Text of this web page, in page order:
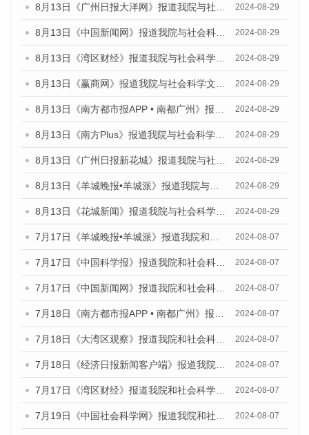
8月13日《广州日报大洋网》报道我院与社会科学文献出版社联合发布的《广州蓝皮书：广州国际商贸中心发展报告（2024）》媒体文章 2024-08-29
8月13日《中国新闻网》报道我院与社会科学文献出版社联合发布的《广州蓝皮书：广州国际商贸中心发展报告（2024）》媒体文章 2024-08-29
8月13日《湾区财经》报道我院与社会科学文献出版社联合发布的《广州蓝皮书：广州国际商贸中心发展报告（2024）》媒体文章 2024-08-29
8月13日《赢商网》报道我院与社会科学文献出版社联合发布的《广州蓝皮书：广州国际商贸中心发展报告（2024）》媒体文章 2024-08-29
8月13日《南方都市报APP • 南都广州》报道我院与社会科学文献出版社联合发布的《广州蓝皮书：广州国际商贸中心发展报告（2024）》媒体文章 2024-08-29
8月13日《南方Plus》报道我院与社会科学文献出版社联合发布的《广州蓝皮书：广州国际商贸中心发展报告（2024）》媒体文章 2024-08-29
8月13日《广州日报新花城》报道我院与社会科学文献出版社联合发布的《广州蓝皮书：广州国际商贸中心发展报告（2024）》媒体文章 2024-08-29
8月13日《羊城晚报•羊城派》报道我院与社会科学文献出版社联合发布的《广州蓝皮书：广州国际商贸中心发展报告（2024）》媒体文章 2024-08-29
8月13日《花城新闻》报道我院与社会科学文献出版社联合发布的《广州蓝皮书：广州国际商贸中心发展报告（2024）》媒体文章 2024-08-29
7月17日《羊城晚报•羊城派》报道我院和社会科学文献出版社联合发布《广州蓝皮书：广州数字经济发展报告（2024）》的媒体文章 2024-08-07
7月17日《中国科学报》报道我院和社会科学文献出版社联合发布《广州蓝皮书：广州数字经济发展报告（2024）》的媒体文章 2024-08-07
7月17日《中国新闻网》报道我院和社会科学文献出版社联合发布《广州蓝皮书：广州数字经济发展报告（2024）》的媒体文章 2024-08-07
7月18日《南方都市报APP • 南都广州》报道我院和社会科学文献出版社联合发布《广州蓝皮书：广州数字经济发展报告（2024）》的媒体文章 2024-08-07
7月18日《大湾区观察》报道我院和社会科学文献出版社联合发布《广州蓝皮书：广州数字经济发展报告（2024）》的媒体文章 2024-08-07
7月18日《经济日报新闻客户端》报道我院和社会科学文献出版社联合发布《广州蓝皮书：广州数字经济发展报告（2024）》的媒体文章 2024-08-07
7月17日《湾区财经》报道我院和社会科学文献出版社联合发布《广州蓝皮书：广州数字经济发展报告（2024）》的媒体文章 2024-08-07
7月19日《中国社会科学网》报道我院和社会科学文献出版社联合发布《广州数字经济发展报告（2024）》蓝皮书的媒体文章 2024-08-07